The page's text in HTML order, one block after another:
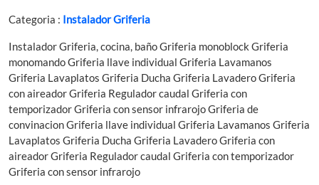
Categoria : Instalador Griferia
Instalador Griferia, cocina, baño Griferia monoblock Griferia
monomando Griferia llave individual Griferia Lavamanos
Griferia Lavaplatos Griferia Ducha Griferia Lavadero Griferia
con aireador Griferia Regulador caudal Griferia con
temporizador Griferia con sensor infrarojo Griferia de
convinacion Griferia llave individual Griferia Lavamanos Griferia
Lavaplatos Griferia Ducha Griferia Lavadero Griferia con
aireador Griferia Regulador caudal Griferia con temporizador
Griferia con sensor infrarojo